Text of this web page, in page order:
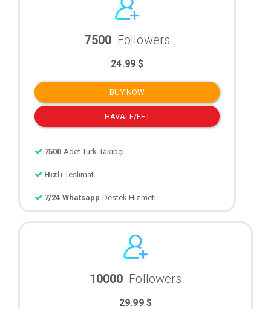
7500 Followers
24.99 $
BUY NOW
HAVALE/EFT
7500 Adet Türk Takipçi
Hızlı Teslimat
7/24 Whatsapp Destek Hizmeti
10000 Followers
29.99 $